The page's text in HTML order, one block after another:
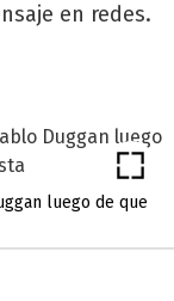
en redes.
luego de que